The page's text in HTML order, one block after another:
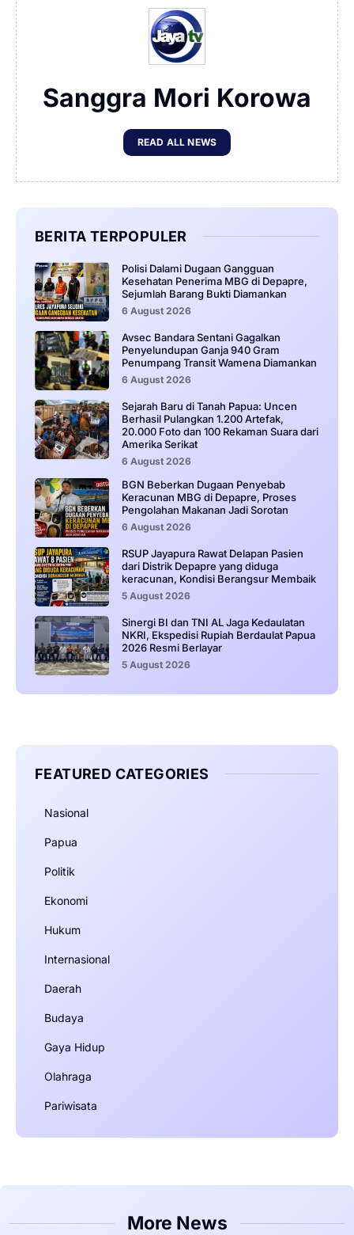
Sanggra Mori Korowa
READ ALL NEWS
BERITA TERPOPULER
‎Polisi Dalami Dugaan Gangguan
Kesehatan Penerima MBG di Depapre,
Sejumlah Barang Bukti Diamankan
6 August 2026
Avsec Bandara Sentani Gagalkan
Penyelundupan Ganja 940 Gram
Penumpang Transit Wamena Diamankan
6 August 2026
Sejarah Baru di Tanah Papua: Uncen
Berhasil Pulangkan 1.200 Artefak,
20.000 Foto dan 100 Rekaman Suara dari
Amerika Serikat
6 August 2026
BGN Beberkan Dugaan Penyebab
Keracunan MBG di Depapre, Proses
Pengolahan Makanan Jadi Sorotan
6 August 2026
RSUP Jayapura Rawat Delapan Pasien
dari Distrik Depapre yang diduga
keracunan, Kondisi Berangsur Membaik
5 August 2026
Sinergi BI dan TNI AL Jaga Kedaulatan
NKRI, Ekspedisi Rupiah Berdaulat Papua
2026 Resmi Berlayar
5 August 2026
FEATURED CATEGORIES
Nasional
Papua
Politik
Ekonomi
Hukum
Internasional
Daerah
Budaya
Gaya Hidup
Olahraga
Pariwisata
More News